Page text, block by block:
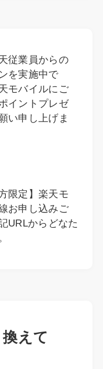
従業員からの
を実施中で
モバイルにご
イントプレゼ
い申し上げま
限定】楽天モ
お申し込みご
URLからどなた
えて